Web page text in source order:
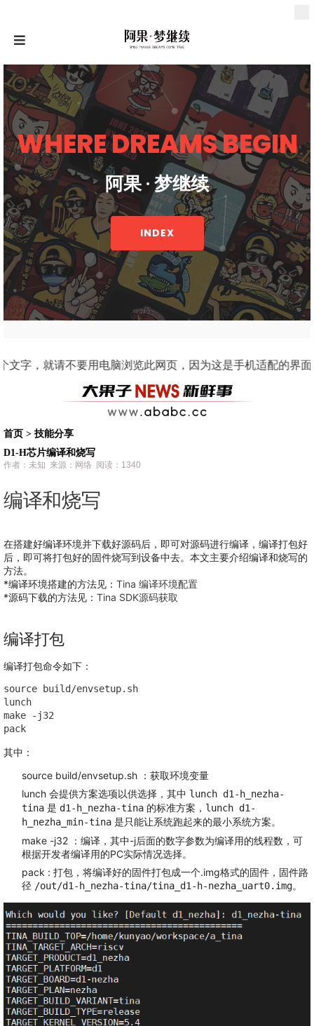
电脑浏览此网页，因为这是手机适配的界面。 2011 阿果动
首页 > 技能分享
D1-H芯片编译和烧写
作者：未知 来源：网络 阅读：1340
编译和烧写
在搭建好编译环境并下载好源码后，即可对源码进行编译，编译打包好
后，即可将打包好的固件烧写到设备中去。本文主要介绍编译和烧写的
方法。
*编译环境搭建的方法见： Tina 编译环境配置
*源码下载的方法见： Tina SDK源码获取
编译打包
编译打包命令如下：
source build/envsetup.sh
lunch
make -j32
pack
其中：
source build/envsetup.sh ：获取环境变量
lunch 会提供方案选项以供选择，其中 lunch d1-h_nezha-
tina 是 d1-h_nezha-tina 的标准方案， lunch d1-
h_nezha_min-tina 是只能让系统跑起来的最小系统方案。
make -j32 ：编译，其中-j后面的数字参数为编译用的线程数，可
根据开发者编译用的PC实际情况选择。
pack : 打包，将编译好的固件打包成一个.img格式的固件，固件路
径 /out/d1-h_nezha-tina/tina_d1-h-nezha_uart0.img。